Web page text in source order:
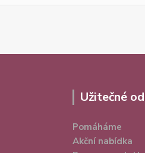
Užitečné
Pomáháme
Akční nabídka